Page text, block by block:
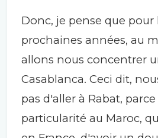
Donc, je pense que pour
prochaines années, au
allons nous concentrer
Casablanca. Ceci dit,
pas d'aller à Rabat,
particularité au Maroc,